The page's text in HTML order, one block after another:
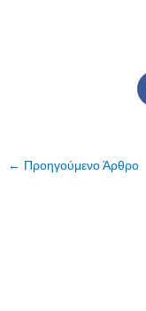
← Προηγούμενο Άρθρο